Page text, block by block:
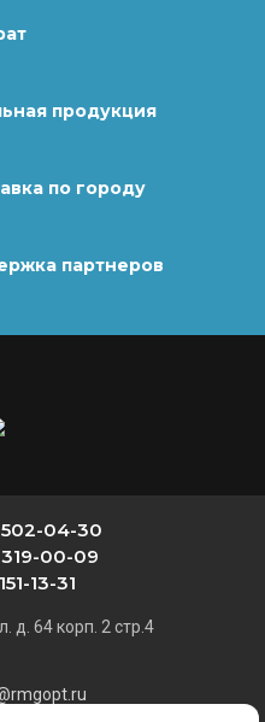
продукция
по городу
партнеров
04-30
00-09
13-31
д. 64 корп. 2 стр.4